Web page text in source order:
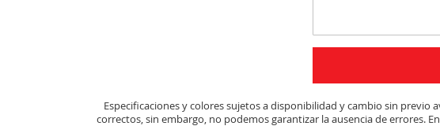
Especificaciones y colores sujetos a disponibilidad y cambio sin
correctos, sin embargo, no podemos garantizar la ausencia de errores.